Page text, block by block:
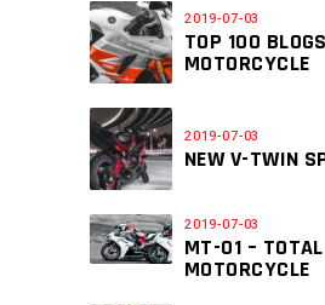
2019-07-03
TOP 100
MOTORCYCLE
2019-07-03
NEW V-TWIN
2019-07-03
MT-01 – TOTAL
MOTORCYCLE